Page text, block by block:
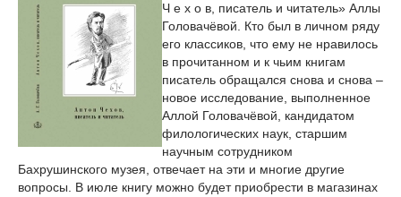
Ч е х о в, писатель и читатель» Аллы
Головачёвой. Кто был в личном ряду
его классиков, что ему не нравилось
в прочитанном и к чьим книгам
писатель обращался снова и снова –
новое исследование, выполненное
Аллой Головачёвой, кандидатом
филологических наук, старшим
научным сотрудником
Бахрушинского музея, отвечает на эти и многие другие
вопросы. В июле книгу можно будет приобрести в магазинах